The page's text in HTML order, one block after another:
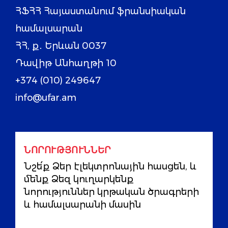
ՀՖՀՀ Հայաստանում ֆրանսիական
համալսարան
ՀՀ, ք․ Երևան 0037
Դավիթ Անհաղթի 10
+374 (010) 249647
info@ufar.am
ՆՈՐՈՒԹՅՈՒՆՆԵՐ
Նշե՛ք Ձեր էլեկտրոնային հասցեն, և
մենք Ձեզ կուղարկենք
նորություններ կրթական ծրագրերի
և համալսարանի մասին